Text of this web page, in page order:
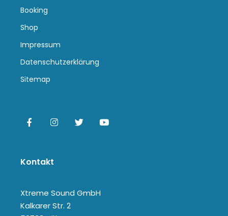
Booking
Shop
Impressum
Datenschutzerklärung
Sitemap
Kontakt
Xtreme Sound GmbH
Kalkarer Str. 2